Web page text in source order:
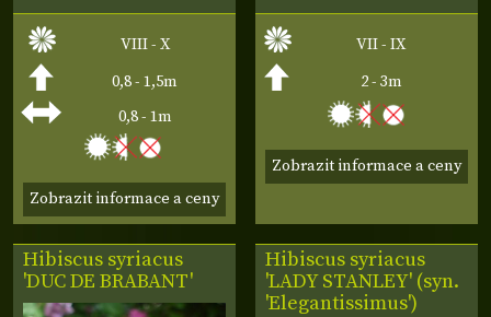
VIII - X
0,8 - 1,5m
0,8 - 1m
Zobrazit informace a ceny
VII - IX
2 - 3m
Zobrazit informace a ceny
Hibiscus syriacus
'DUC DE BRABANT'
Hibiscus syriacus
'LADY STANLEY' (syn.
'Elegantissimus')